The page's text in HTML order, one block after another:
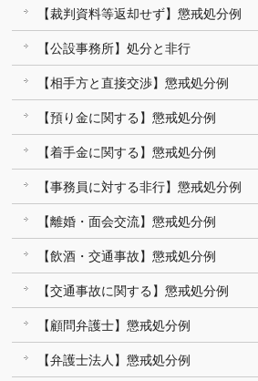
【裁判資料等返却せず】懲戒処分例
【公設事務所】処分と非行
【相手方と直接交渉】懲戒処分例
【預り金に関する】懲戒処分例
【着手金に関する】懲戒処分例
【事務員に対する非行】懲戒処分例
【離婚・面会交流】懲戒処分例
【飲酒・交通事故】懲戒処分例
【交通事故に関する】懲戒処分例
【顧問弁護士】懲戒処分例
【弁護士法人】懲戒処分例